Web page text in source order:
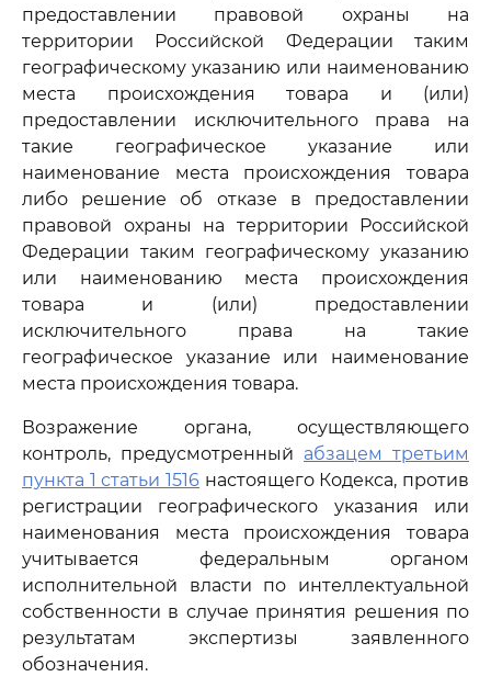
предоставлении правовой охраны на
территории Российской Федерации таким
географическому указанию или наименованию
места происхождения товара и (или)
предоставлении исключительного права на
такие географическое указание или
наименование места происхождения товара
либо решение об отказе в предоставлении
правовой охраны на территории Российской
Федерации таким географическому указанию
или наименованию места происхождения
товара и (или) предоставлении
исключительного права на такие
географическое указание или наименование
места происхождения товара.
Возражение органа, осуществляющего
контроль, предусмотренный абзацем третьим
пункта 1 статьи 1516 настоящего Кодекса, против
регистрации географического указания или
наименования места происхождения товара
учитывается федеральным органом
исполнительной власти по интеллектуальной
собственности в случае принятия решения по
результатам экспертизы заявленного
обозначения.